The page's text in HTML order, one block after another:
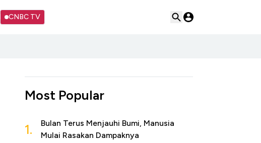
CNBC TV
Most Popular
1.
Bulan Terus Menjauhi Bumi, Manusia
Mulai Rasakan Dampaknya